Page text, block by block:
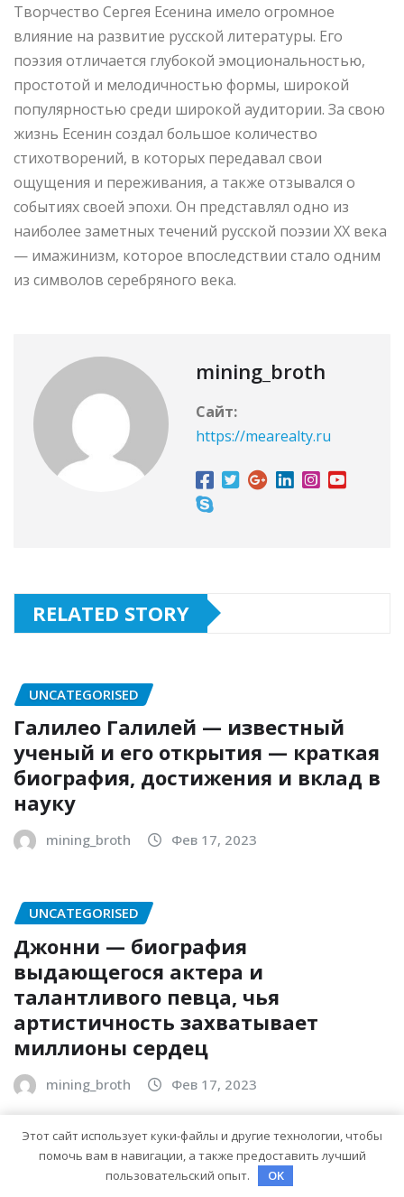
Творчество Сергея Есенина имело огромное
влияние на развитие русской литературы. Его
поэзия отличается глубокой эмоциональностью,
простотой и мелодичностью формы, широкой
популярностью среди широкой аудитории. За свою
жизнь Есенин создал большое количество
стихотворений, в которых передавал свои
ощущения и переживания, а также отзывался о
событиях своей эпохи. Он представлял одно из
наиболее заметных течений русской поэзии XX века
— имажинизм, которое впоследствии стало одним
из символов серебряного века.
mining_broth
Сайт:
https://mearealty.ru
RELATED STORY
UNCATEGORISED
Галилео Галилей — известный
ученый и его открытия — краткая
биография, достижения и вклад в
науку
mining_broth Фев 17, 2023
UNCATEGORISED
Джонни — биография
выдающегося актера и
талантливого певца, чья
артистичность захватывает
миллионы сердец
mining_broth Фев 17, 2023
UNCATEGORISED
История жизни и творчества
Этот сайт использует куки-файлы и другие технологии, чтобы
помочь вам в навигации, а также предоставить лучший
пользовательский опыт.
OK